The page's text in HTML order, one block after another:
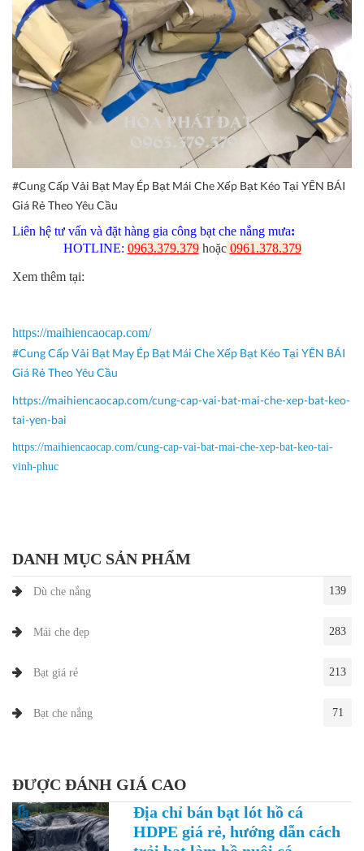
#Cung Cấp Vải Bạt May Ép Bạt Mái Che Xếp Bạt Kéo Tại YÊN BÁI
Giá Rẻ Theo Yêu Cầu
Liên hệ tư vấn và đặt hàng gia công bạt che nắng mưa:
HOTLINE: 0963.379.379hoặc 0961.378.379
Xem thêm tại:
https://maihiencaocap.com/
#Cung Cấp Vải Bạt May Ép Bạt Mái Che Xếp Bạt Kéo Tại YÊN BÁI
Giá Rẻ Theo Yêu Cầu
https://maihiencaocap.com/cung-cap-vai-bat-mai-che-xep-bat-keo-
tai-yen-bai
https://maihiencaocap.com/cung-cap-vai-bat-mai-che-xep-bat-keo-tai-
vinh-phuc
DANH MỤC SẢN PHẨM
Dù che nắng 139
Mái che đẹp 283
Bạt giá rẻ 213
Bạt che nắng 71
ĐƯỢC ĐÁNH GIÁ CAO
Địa chỉ bán bạt lót hồ cá
HDPE giá rẻ, hướng dẫn cách